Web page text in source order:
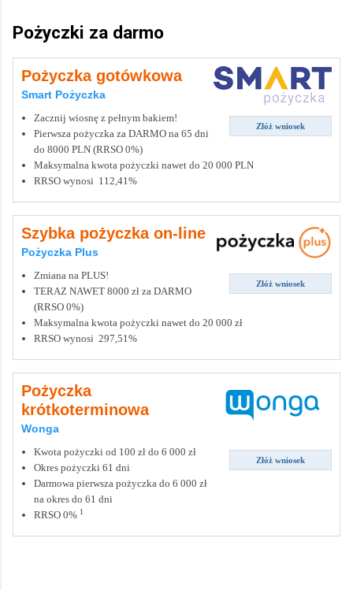
Pożyczki za darmo
Pożyczka gotówkowa
Smart Pożyczka
Złóż wniosek
Zacznij wiosnę z pełnym bakiem!
Pierwsza pożyczka za DARMO na 65 dni
do 8000 PLN (RRSO 0%)
Maksymalna kwota pożyczki nawet do 20 000 PLN
RRSO wynosi 112,41%
Szybka pożyczka on-line
Pożyczka Plus
Złóż wniosek
Zmiana na PLUS!
TERAZ NAWET 8000 zł za DARMO
(RRSO 0%)
Maksymalna kwota pożyczki nawet do 20 000 zł
RRSO wynosi 297,51%
Pożyczka
krótkoterminowa
Wonga
Złóż wniosek
Kwota pożyczki od 100 zł do 6 000 zł
Okres pożyczki 61 dni
Darmowa pierwsza pożyczka do 6 000 zł
na okres do 61 dni
RRSO 0% 1